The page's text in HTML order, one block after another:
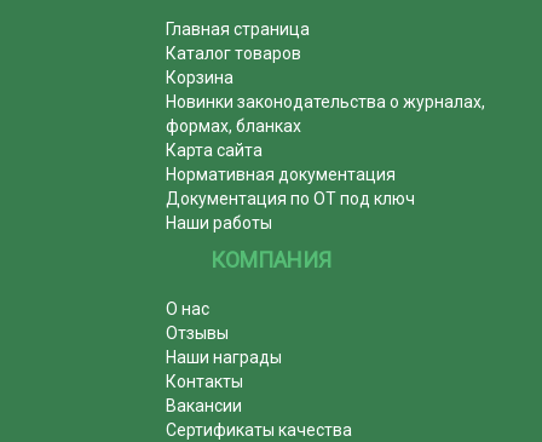
Главная страница
Каталог товаров
Корзина
Новинки законодательства о журналах,
формах, бланках
Карта сайта
Нормативная документация
Документация по ОТ под ключ
Наши работы
КОМПАНИЯ
О нас
Отзывы
Наши награды
Контакты
Вакансии
Сертификаты качества